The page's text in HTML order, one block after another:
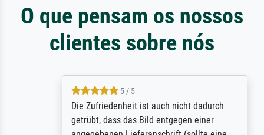
O que pensam os nossos
clientes sobre nós
5 / 5
Die Zufriedenheit ist auch nicht dadurch
getrübt, dass das Bild entgegen einer